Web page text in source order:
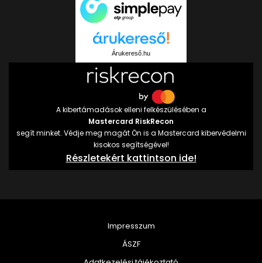
Árukereső.hu
A kibertámadások elleni felkészülésében a
Mastercard RiskRecon
segít minket. Védje meg magát Ön is a Mastercard kibervédelmi
kisokos segítségével!
Részletekért kattintson ide!
Impresszum
ÁSZF